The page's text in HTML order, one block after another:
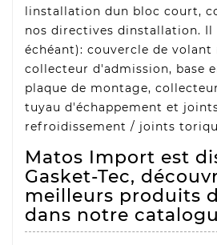
linstallation dun bloc court,
nos directives dinstallation. Il
échéant): couvercle de volant
collecteur d'admission, base
plaque de montage,
tuyau d'échappement et
refroidissement / joints
Matos Import est
Gasket-Tec,
meilleurs produits
dans notre